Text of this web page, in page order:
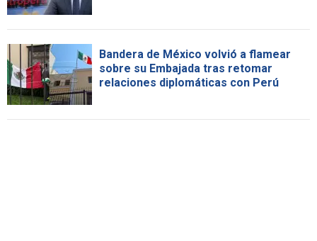
Bandera de México volvió a flamear
sobre su Embajada tras retomar
relaciones diplomáticas con Perú